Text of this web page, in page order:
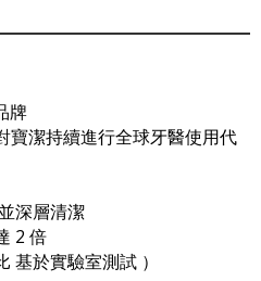
牌
寶潔持續進行全球牙醫使用代
深層清潔
2 倍
基於實驗室測試 ）